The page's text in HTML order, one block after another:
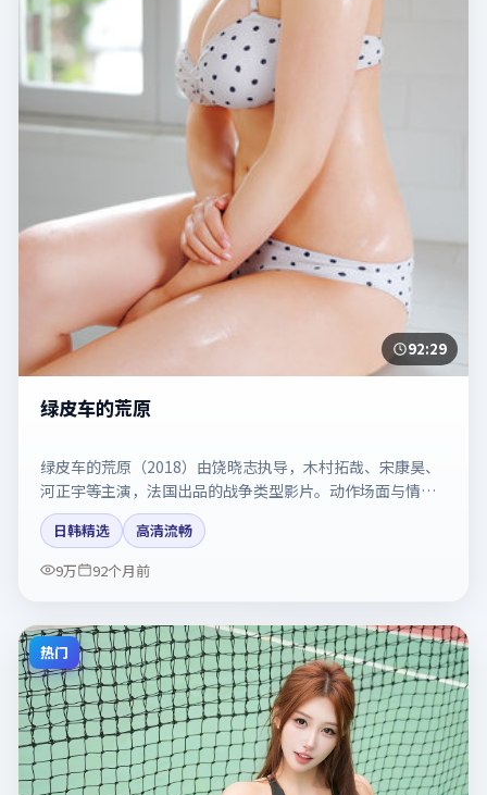
92:29
绿皮车的荒原
绿皮车的荒原（2018）由饶晓志执导，木村拓哉、宋康昊、
河正宇等主演，法国出品的战争类型影片。动作场面与情感
戏比例拿捏得当。剧情简介与主创信息可供检索参考，上映
日期以片方资料为准。
日韩精选
高清流畅
9万
92个月前
热门